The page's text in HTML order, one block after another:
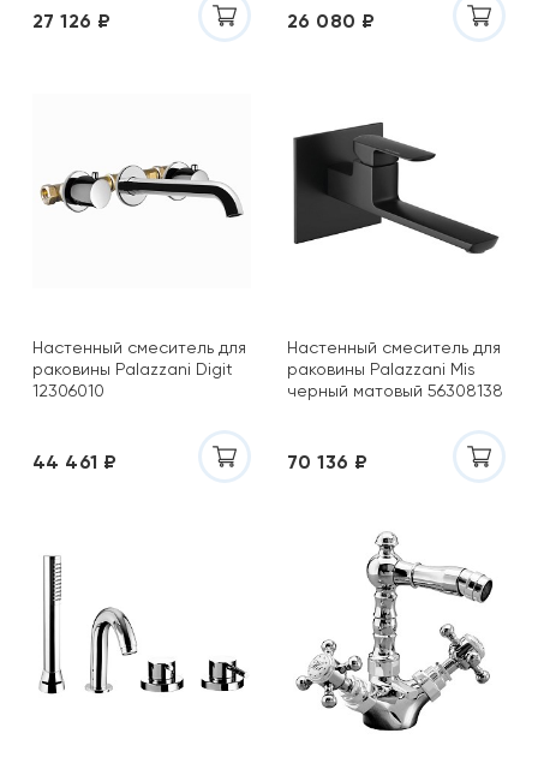
27 126 ₽ 26 080 ₽
Настенный смеситель для
раковины Palazzani Digit
12306010
44 461 ₽
Настенный смеситель для
раковины Palazzani Mis
черный матовый 56308138
70 136 ₽